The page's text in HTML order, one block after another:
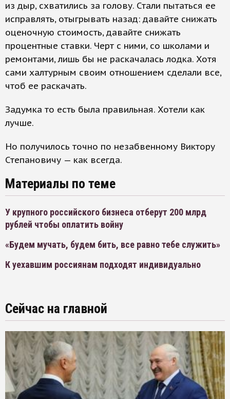
из дыр, схватились за голову. Стали пытаться ее
исправлять, отыгрывать назад: давайте снижать
оценочную стоимость, давайте снижать
процентные ставки. Черт с ними, со школами и
ремонтами, лишь бы не раскачалась лодка. Хотя
сами халтурным своим отношением сделали все,
чтоб ее раскачать.
Задумка то есть была правильная. Хотели как
лучше.
Но получилось точно по незабвенному Виктору
Степановичу — как всегда.
Материалы по теме
У крупного российского бизнеса отберут 200 млрд
рублей чтобы оплатить войну
«Будем мучать, будем бить, все равно тебе служить»
К уехавшим россиянам подходят индивидуально
Сейчас на главной